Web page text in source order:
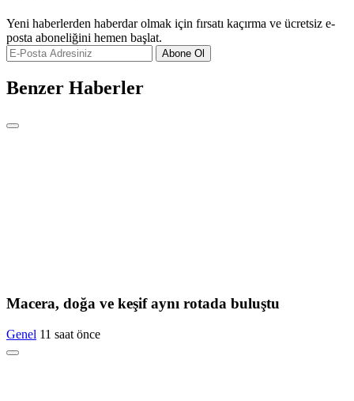
Yeni haberlerden haberdar olmak için fırsatı kaçırma ve ücretsiz e-
posta aboneliğini hemen başlat.
Abone Ol
Benzer Haberler
Macera, doğa ve keşif aynı rotada buluştu
Genel 11 saat önce